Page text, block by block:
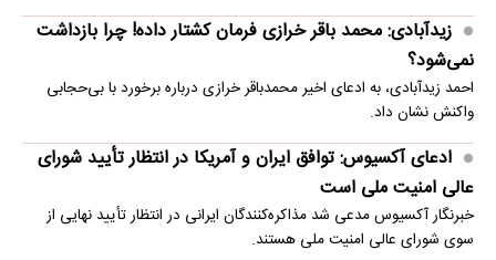
زیدآبادی: محمد باقر خرازی فرمان کشتار داده! چرا بازداشت
نمی‌شود؟
احمد زیدآبادی، به ادعای اخیر محمدباقر خرازی درباره برخورد با بی‌حجابی
واکنش نشان داد.
ادعای آکسیوس: توافق ایران و آمریکا در انتظار تأیید شورای
عالی امنیت ملی است
خبرنگار آکسیوس مدعی شد مذاکره‌کنندگان ایرانی در انتظار تأیید نهایی از
سوی شورای عالی امنیت ملی هستند.